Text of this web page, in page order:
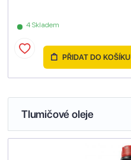
4 Skladem
PŘIDAT DO KOŠÍKU
Tlumičové oleje